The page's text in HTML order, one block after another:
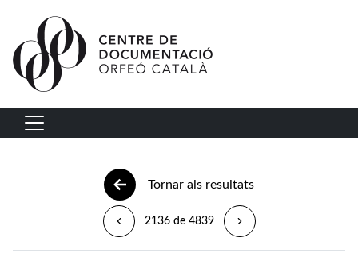
Vés al contingut
Navegació principal
Tornar als resultats
2136 de 4839